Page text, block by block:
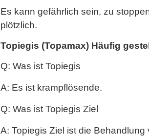
Es kann gefährlich sein, zu
plötzlich.
Topiegis (Topamax) Häufig
Q: Was ist Topiegis
A: Es ist krampflösende.
Q: Was ist Topiegis Ziel
A: Topiegis Ziel ist die Behandlung